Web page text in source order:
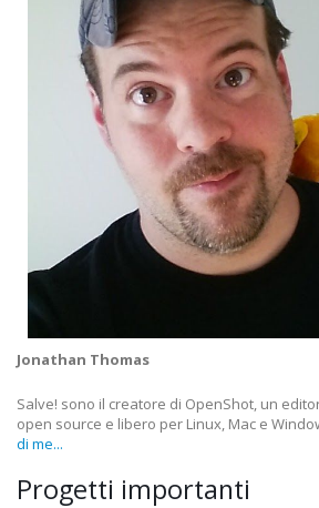
Jonathan Thomas
Salve! sono il creatore di OpenShot, un
open source e libero per Linux, Mac e
di me...
Progetti importanti